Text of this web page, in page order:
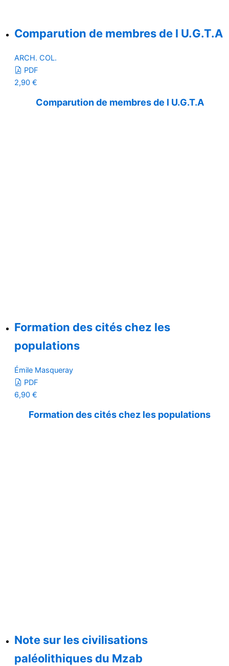
Comparution de membres de l U.G.T.A
ARCH. COL.
PDF
2,90 €
Comparution de membres de l U.G.T.A
Formation des cités chez les
populations
Émile Masqueray
PDF
6,90 €
Formation des cités chez les populations
Note sur les civilisations
paléolithiques du Mzab